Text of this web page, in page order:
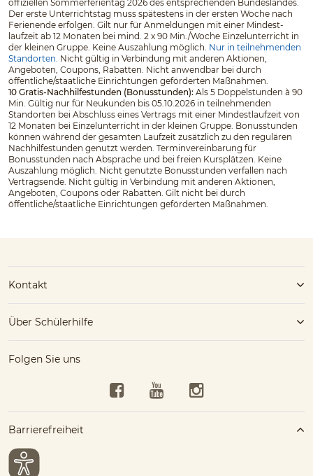
offiziellen Sommerferientag 2026 des entsprechenden Bundeslandes.
Der erste Unterrichtstag muss spätestens in der ersten Woche nach
Ferienende erfolgen. Gilt nur für Anmeldungen mit einer Mindest­
laufzeit ab 12 Monaten bei mind. 2 x 90 Min./Woche Einzelunterricht in
der kleinen Gruppe. Keine Auszahlung möglich. Nur in teilnehmenden
Standorten. Nicht gültig in Verbindung mit anderen Aktionen,
Angeboten, Coupons, Rabatten. Nicht anwendbar bei durch
öffentliche/staatliche Einrichtungen geförderten Maßnahmen.
10 Gratis-Nachhilfestunden (Bonusstunden): Als 5 Doppelstunden à 90
Min. Gültig nur für Neukunden bis 05.10.2026 in teilnehmenden
Standorten bei Abschluss eines Vertrags mit einer Mindestlaufzeit von
12 Monaten bei Einzelunterricht in der kleinen Gruppe. Bonusstunden
können während der gesamten Laufzeit zusätzlich zu den regulären
Nachhilfestunden genutzt werden. Terminvereinbarung für
Bonusstunden nach Absprache und bei freien Kursplätzen. Keine
Auszahlung möglich. Nicht genutzte Bonusstunden verfallen nach
Vertragsende. Nicht gültig in Verbindung mit anderen Aktionen,
Angeboten, Coupons oder Rabatten. Gilt nicht bei durch
öffentliche/staatliche Einrichtungen geförderten Maßnahmen.
Kontakt
Über Schülerhilfe
Folgen Sie uns
FacebookYouTubeInstagram
Barrierefreiheit